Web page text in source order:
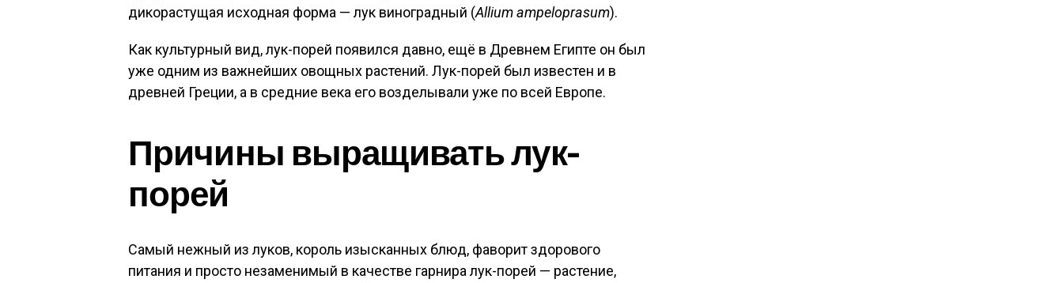
дикорастущая исходная форма — лук виноградный (Allium ampeloprasum).
Как культурный вид, лук-порей появился давно, ещё в Древнем Египте он был
уже одним из важнейших овощных растений. Лук-порей был известен и в
древней Греции, а в средние века его возделывали уже по всей Европе.
Причины выращивать лук-
порей
Самый нежный из луков, король изысканных блюд, фаворит здорового
питания и просто незаменимый в качестве гарнира лук-порей — растение,